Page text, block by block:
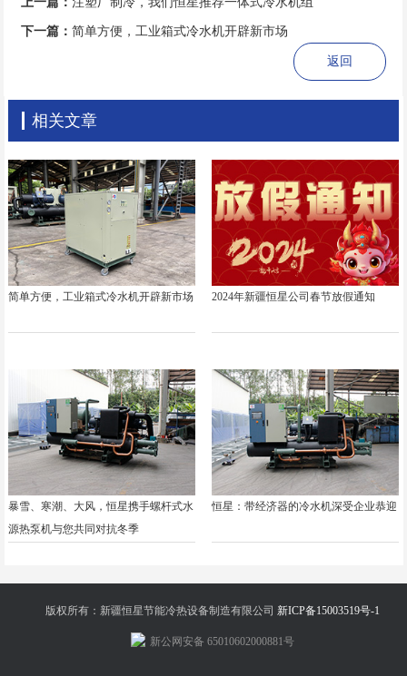
下一篇：简单方便，工业箱式冷水机开辟新市场
返回
相关文章
简单方便，工业箱式冷水机开辟新市场 2024年新疆恒星公司春节放假通知
暴雪、寒潮、大风，恒星携手螺杆式水
源热泵机与您共同对抗冬季
恒星：带经济器的冷水机深受企业恭迎
版权所有：新疆恒星节能冷热设备制造有限公司 新ICP备15003519号-1
新公网安备 65010602000881号